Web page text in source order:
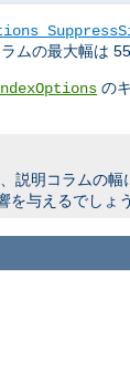
ムの最大幅は 55
の
説明コラムの幅
与えるでしょう